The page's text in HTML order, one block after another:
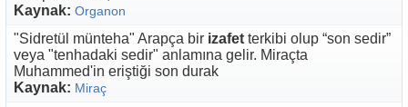
Kaynak: Organon
"Sidretül münteha" Arapça bir izafet terkibi olup “son sedir”
veya "tenhadaki sedir" anlamına gelir. Miraçta
Muhammed'in eriştiği son durak
Kaynak: Miraç